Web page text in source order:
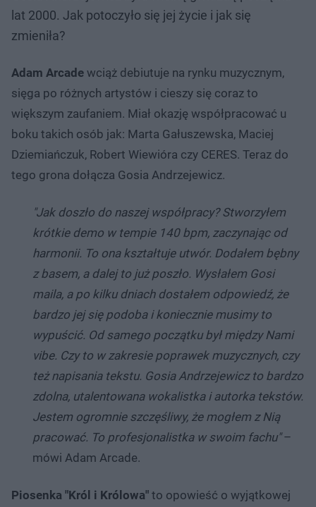
lat 2000. Jak potoczyło się jej życie i jak się
zmieniła?
Adam Arcade wciąż debiutuje na rynku muzycznym,
sięga po różnych artystów i cieszy się coraz to
większym zaufaniem. Miał okazję współpracować u
boku takich osób jak: Marta Gałuszewska, Maciej
Dziemiańczuk, Robert Wiewióra czy CERES. Teraz do
tego grona dołącza Gosia Andrzejewicz.
"Jak doszło do naszej współpracy? Stworzyłem
krótkie demo w tempie 140 bpm, zaczynając od
harmonii. To ona kształtuje utwór. Dodałem bębny
z basem, a dalej to już poszło. Wysłałem Gosi
maila, a po kilku dniach dostałem odpowiedź, że
bardzo jej się podoba i koniecznie musimy to
wypuścić. Od samego początku był między Nami
vibe. Czy to w zakresie poprawek muzycznych, czy
też napisania tekstu. Gosia Andrzejewicz to bardzo
zdolna, utalentowana wokalistka i autorka tekstów.
Jestem ogromnie szczęśliwy, że mogłem z Nią
pracować. To profesjonalistka w swoim fachu"–
mówi Adam Arcade.
Piosenka "Król i Królowa" to opowieść o wyjątkowej